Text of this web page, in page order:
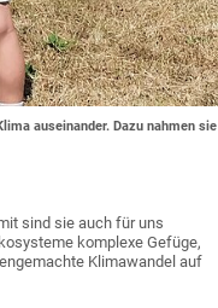
auseinander. Dazu nahmen sie
sind sie auch für uns
komplexe Gefüge,
Klimawandel auf